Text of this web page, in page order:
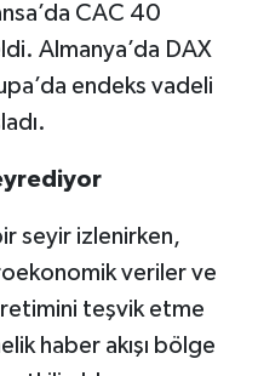
CAC 40
Almanya’da DAX
endeks vadeli
seyir izlenirken,
veriler ve
teşvik etme
haber akışı bölge